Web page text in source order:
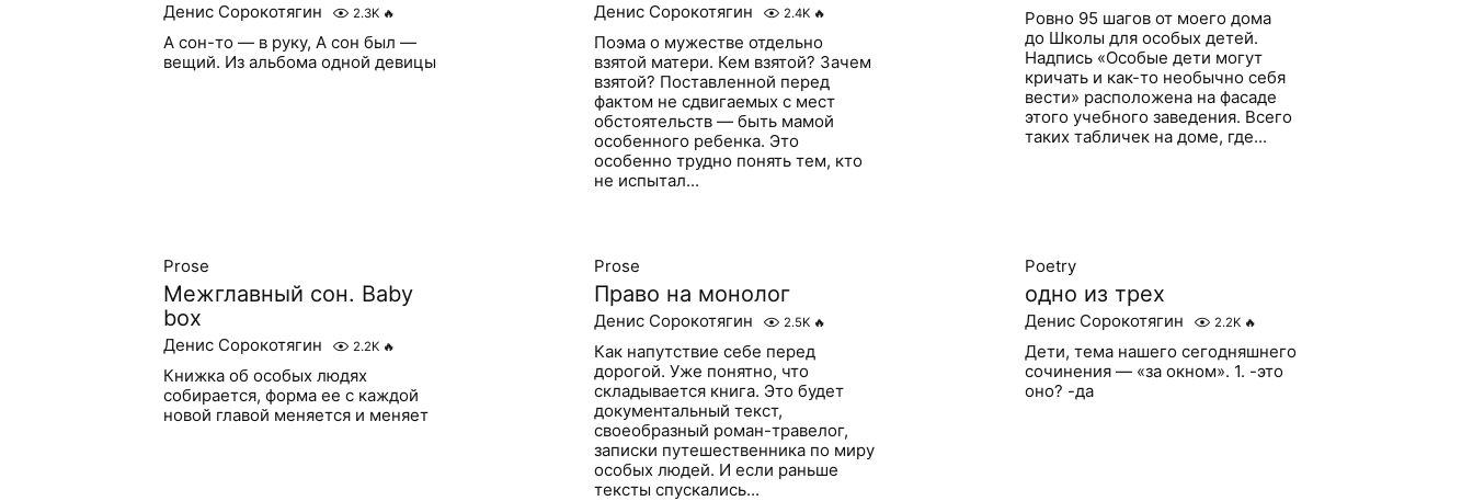
Денис Сорокотягин 2.3K 🔥
А сон-то — в руку, А сон был —
вещий. Из альбома одной девицы
Денис Сорокотягин 2.4K 🔥
Поэма о мужестве отдельно
взятой матери. Кем взятой? Зачем
взятой? Поставленной перед
фактом не сдвигаемых с мест
обстоятельств — быть мамой
особенного ребенка. Это
особенно трудно понять тем, кто
не испытал...
Ровно 95 шагов от моего дома
до Школы для особых детей.
Надпись «Особые дети могут
кричать и как-то необычно себя
вести» расположена на фасаде
этого учебного заведения. Всего
таких табличек на доме, где...
Prose
Межглавный сон. Baby
box
Денис Сорокотягин 2.2K 🔥
Книжка об особых людях
собирается, форма ее с каждой
новой главой меняется и меняет
Prose
Право на монолог
Денис Сорокотягин 2.5K 🔥
Как напутствие себе перед
дорогой. Уже понятно, что
складывается книга. Это будет
документальный текст,
своеобразный роман-травелог,
записки путешественника по миру
особых людей. И если раньше
тексты спускались...
Poetry
одно из трех
Денис Сорокотягин 2.2K 🔥
Дети, тема нашего сегодняшнего
сочинения — «за окном». 1. -это
оно? -да